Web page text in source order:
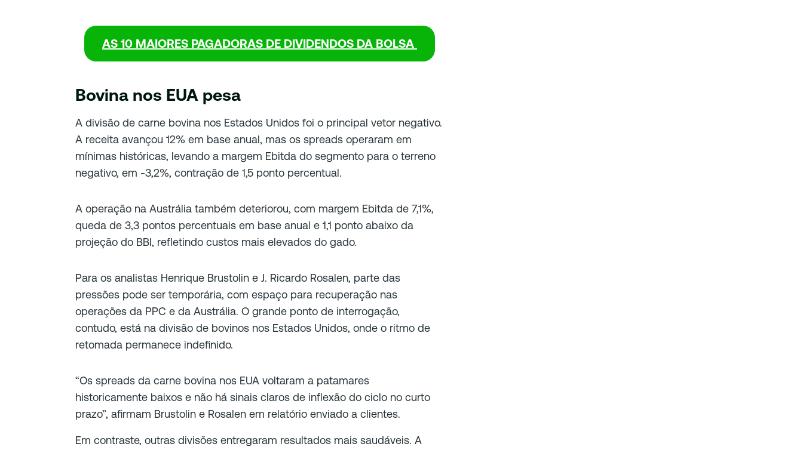
AS 10 MAIORES PAGADORAS DE DIVIDENDOS DA BOLSA
Bovina nos EUA pesa
A divisão de carne bovina nos Estados Unidos foi o principal vetor negativo.
A receita avançou 12% em base anual, mas os spreads operaram em
mínimas históricas, levando a margem Ebitda do segmento para o terreno
negativo, em -3,2%, contração de 1,5 ponto percentual.
A operação na Austrália também deteriorou, com margem Ebitda de 7,1%,
queda de 3,3 pontos percentuais em base anual e 1,1 ponto abaixo da
projeção do BBI, refletindo custos mais elevados do gado.
Para os analistas Henrique Brustolin e J. Ricardo Rosalen, parte das
pressões pode ser temporária, com espaço para recuperação nas
operações da PPC e da Austrália. O grande ponto de interrogação,
contudo, está na divisão de bovinos nos Estados Unidos, onde o ritmo de
retomada permanece indefinido.
“Os spreads da carne bovina nos EUA voltaram a patamares
historicamente baixos e não há sinais claros de inflexão do ciclo no curto
prazo”, afirmam Brustolin e Rosalen em relatório enviado a clientes.
Em contraste, outras divisões entregaram resultados mais saudáveis. A